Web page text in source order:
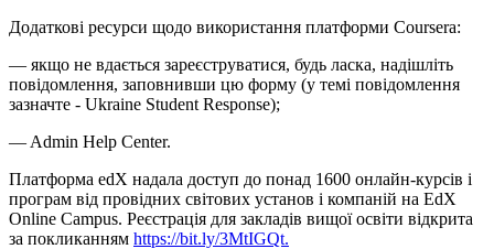
Додаткові ресурси щодо використання платформи Coursera:
— якщо не вдається зареєструватися, будь ласка, надішліть
повідомлення, заповнивши цю форму (у темі повідомлення
зазначте - Ukraine Student Response);
— Admin Help Center.
Платформа edX надала доступ до понад 1600 онлайн-курсів і
програм від провідних світових установ і компаній на EdX
Online Campus. Реєстрація для закладів вищої освіти відкрита
за покликанням https://bit.ly/3MtIGQt.